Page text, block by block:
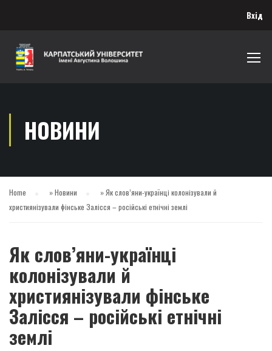
Вхід
НОВИНИ
Home »Новини »Як слов’яни-українці колонізували й
християнізували фінське Залісся – російські етнічні землі
Як слов’яни-українці
колонізували й
християнізували фінське
Залісся – російські етнічні
землі